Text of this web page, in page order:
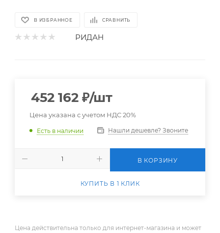
В ИЗБРАННОЕ СРАВНИТЬ
РИДАН
452 162 ₽/шт
Цена указана с учетом НДС 20%
Есть в наличии Нашли дешевле? Звоните
В КОРЗИНУ
КУПИТЬ В 1 КЛИК
Цена действительна только для интернет-магазина и может